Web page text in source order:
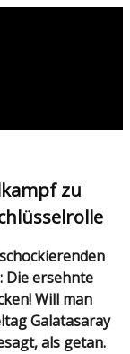
zu
Die ersehnte
Will man
Galatasaray
als getan.